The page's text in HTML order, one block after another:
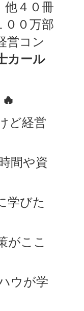
他４０冊
００万部
営コン
カール
ど経営
間や資
学びた
がここ
ウが学